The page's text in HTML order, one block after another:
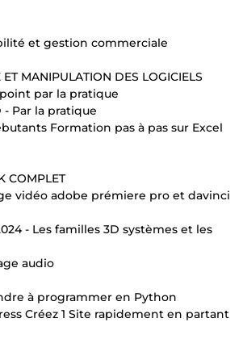
et gestion commerciale
MANIPULATION DES LOGICIELS
par la pratique
Par la pratique
Formation pas à pas sur Excel
COMPLET
vidéo adobe prémiere pro et davinci
- Les familles 3D systèmes et les
audio
à programmer en Python
Créez 1 Site rapidement en partant